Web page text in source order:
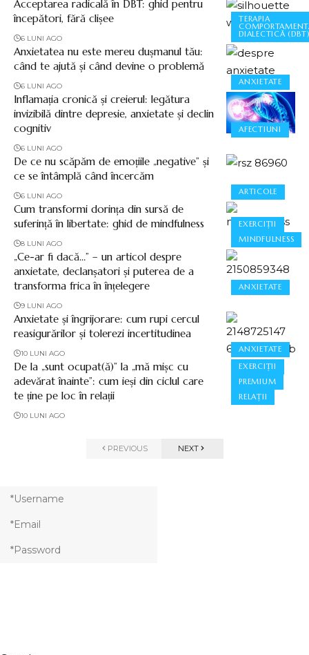
TERAPIA
DIALECTICĂ
Acceptarea radicală în DBT: ghid pentru
începători, fără clișee
6 LUNI AGO
ANXIETATE
Anxietatea nu este mereu dușmanul tău:
când te ajută și când devine o problemă
6 LUNI AGO
AFECTIUNI
Inflamația cronică și creierul: legătura
invizibilă dintre depresie, anxietate și declin
cognitiv
6 LUNI AGO
ARTICOLE
De ce nu scăpăm de emoțiile „negative” și
ce se întâmplă când încercăm
6 LUNI AGO
EXERCIȚII
MINDFULNESS
Cum transformi dorința din sursă de
suferință în libertate: ghid de mindfulness
8 LUNI AGO
ANXIETATE
„Ce-ar fi dacă…” – un articol despre
anxietate, declanșatori și puterea de a
transforma frica în înțelegere
9 LUNI AGO
ANXIETATE
Anxietate și îngrijorare: cum rupi cercul
reasigurărilor și tolerezi incertitudinea
10 LUNI AGO
EXERCIȚII
PREMIUM
RELAȚII
De la „sunt ocupat(ă)” la „mă mișc cu
adevărat înainte”: cum ieși din ciclul care
te ține pe loc în relații
10 LUNI AGO
PREVIOUS NEXT